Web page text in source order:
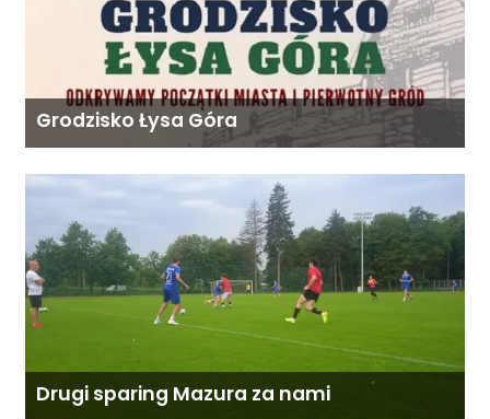
Grodzisko Łysa Góra
Drugi sparing Mazura za nami